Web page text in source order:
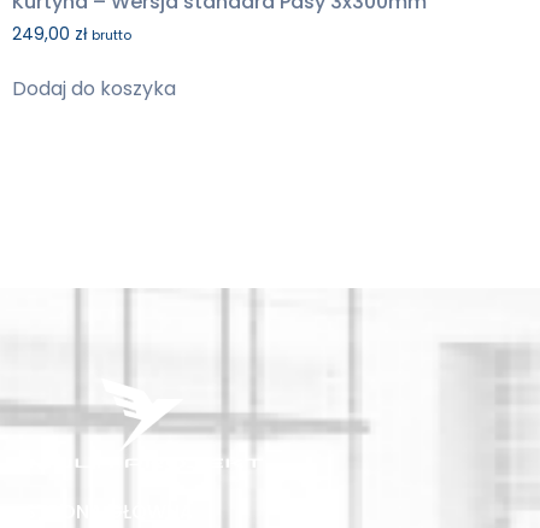
249,00 zł brutto
Dodaj do koszyka
STRONA GŁÓWNA